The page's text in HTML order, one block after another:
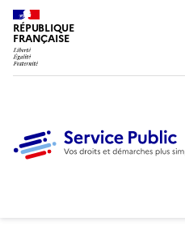
RÉPUBLIQUE
FRANÇAISE